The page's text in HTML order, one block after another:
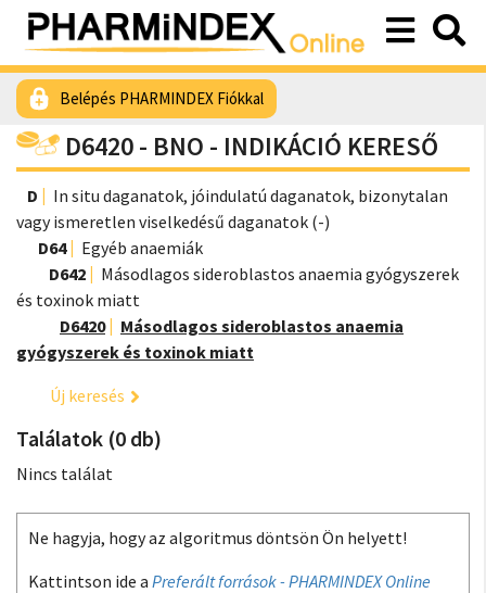
Belépés PHARMINDEX Fiókkal
D6420 - BNO - INDIKÁCIÓ KERESŐ
D
In situ daganatok, jóindulatú daganatok, bizonytalan
vagy ismeretlen viselkedésű daganatok (-)
D64
Egyéb anaemiák
D642
Másodlagos sideroblastos anaemia gyógyszerek
és toxinok miatt
D6420
Másodlagos sideroblastos anaemia
gyógyszerek és toxinok miatt
Új keresés
Találatok (0 db)
Nincs találat
Ne hagyja, hogy az algoritmus döntsön Ön helyett!
Kattintson ide a Preferált források - PHARMINDEX Online